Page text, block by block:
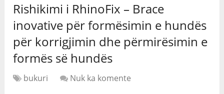
Rishikimi i RhinoFix – Brace
inovative për formësimin e hundës
për korrigjimin dhe përmirësimin e
formës së hundës
bukuri
Nuk ka komente